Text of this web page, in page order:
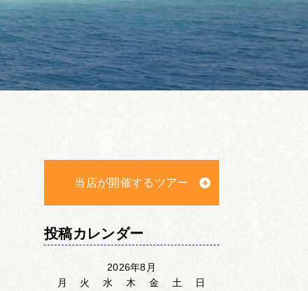
当店が開催するツアー
投稿カレンダー
2026年8月
月
火 水 木 金 土
日